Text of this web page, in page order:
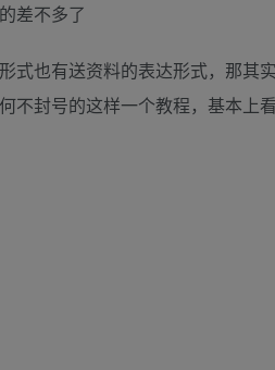
差不多了
式也有送资料的表达形式，那其
不封号的这样一个教程，基本上